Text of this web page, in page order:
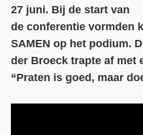
27 juni. Bij de start van
de conferentie vormden
SAMEN op het podium.
derBroecktrapte af met
“Praten is goed, maar